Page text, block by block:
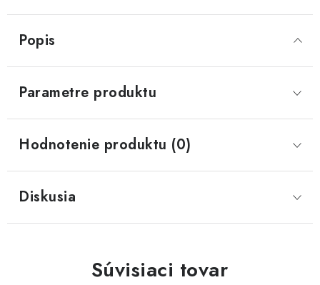
Popis
Parametre produktu
Hodnotenie produktu (0)
Diskusia
Súvisiaci tovar